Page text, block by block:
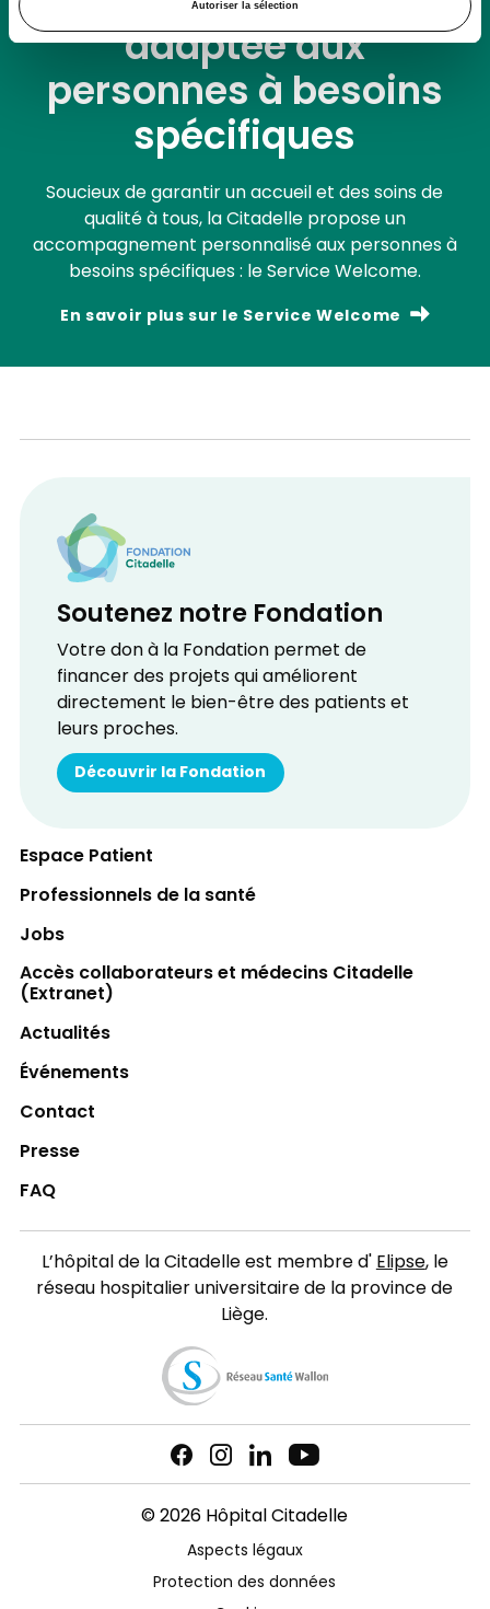
Autoriser la sélection
adaptée aux
personnes à besoins
spécifiques
Soucieux de garantir un accueil et des soins de
qualité à tous, la Citadelle propose un
accompagnement personnalisé aux personnes à
besoins spécifiques : le Service Welcome.
En savoir plus sur le Service Welcome
Soutenez notre Fondation
Votre don à la Fondation permet de
financer des projets qui améliorent
directement le bien-être des patients et
leurs proches.
Découvrir la Fondation
Espace Patient
Professionnels de la santé
Jobs
Accès collaborateurs et médecins Citadelle
(Extranet)
Actualités
Événements
Contact
Presse
FAQ
L’hôpital de la Citadelle est membre d'Elipse, le
réseau hospitalier universitaire de la province de
Liège.
© 2026 Hôpital Citadelle
Aspects légaux
Protection des données